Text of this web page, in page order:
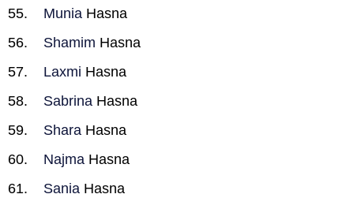
Munia Hasna
Shamim Hasna
Laxmi Hasna
Sabrina Hasna
Shara Hasna
Najma Hasna
Sania Hasna